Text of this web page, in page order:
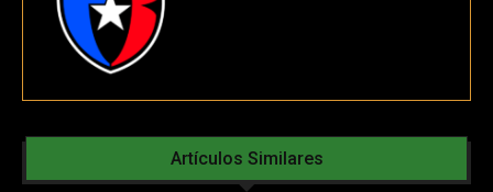
Artículos Similares